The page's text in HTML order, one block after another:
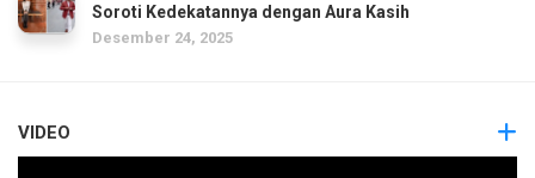
Soroti Kedekatannya dengan Aura Kasih
Desember 24, 2025
VIDEO